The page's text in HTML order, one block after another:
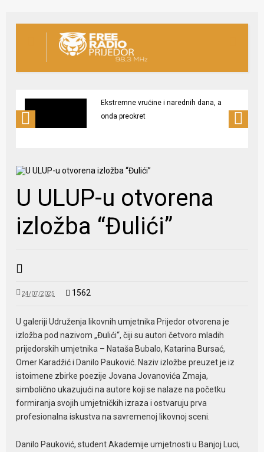
Ekstremne vrućine i narednih dana, a
onda preokret
U ULUP-u otvorena
izložba “Đulići”
24/07/2025 1562
U galeriji Udruženja likovnih umjetnika Prijedor otvorena je
izložba pod nazivom „Đulići“, čiji su autori četvoro mladih
prijedorskih umjetnika – Nataša Bubalo, Katarina Bursać,
Omer Karadžić i Danilo Pauković. Naziv izložbe preuzet je iz
istoimene zbirke poezije Jovana Jovanovića Zmaja,
simbolično ukazujući na autore koji se nalaze na početku
formiranja svojih umjetničkih izraza i ostvaruju prva
profesionalna iskustva na savremenoj likovnoj sceni.
Danilo Pauković, student Akademije umjetnosti u Banjoj Luci,